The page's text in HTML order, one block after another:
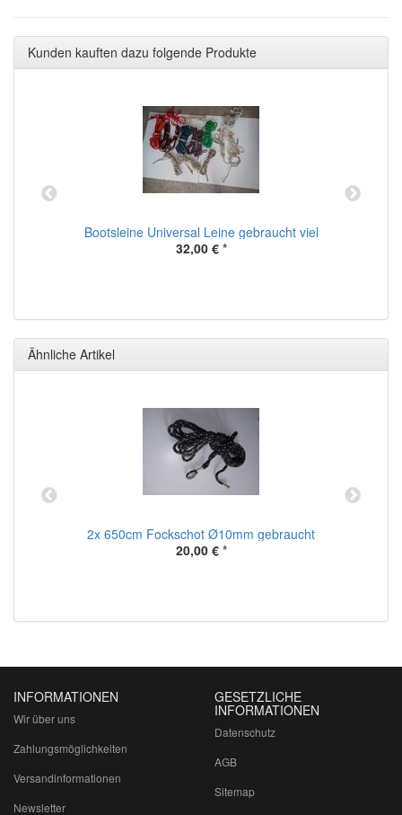
Kunden kauften dazu folgende Produkte
Bootsleine Universal Leine gebraucht viel
32,00 € *
Ähnliche Artikel
2x 650cm Fockschot Ø10mm gebraucht
20,00 € *
INFORMATIONEN
Wir über uns
Zahlungsmöglichkeiten
Versandinformationen
Newsletter
GESETZLICHE
INFORMATIONEN
Datenschutz
AGB
Sitemap